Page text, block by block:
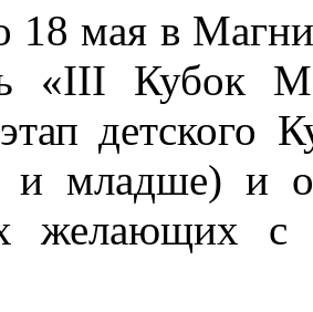
18 мая в
«III Кубок
детского
и младше) и
желающих